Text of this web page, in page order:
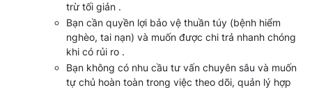
trừ tối giản .
Bạn cần quyền lợi bảo vệ thuần túy (bệnh hiểm
nghèo, tai nạn) và muốn được chi trả nhanh chóng
khi có rủi ro .
Bạn không có nhu cầu tư vấn chuyên sâu và muốn
tự chủ hoàn toàn trong việc theo dõi, quản lý hợp